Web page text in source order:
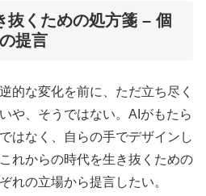
抜くための処方箋 – 個
提言
的な変化を前に、ただ立ち尽く
や、そうではない。AIがもたら
はなく、自らの手でデザインし
れからの時代を生き抜くための
れの立場から提言したい。